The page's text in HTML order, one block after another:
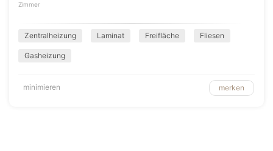
Zimmer
Zentralheizung Laminat Freifläche Fliesen
Gasheizung
minimieren merken